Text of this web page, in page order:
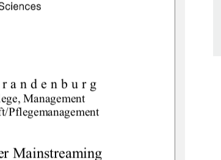
Management
Pflegemanagement
Mainstreaming